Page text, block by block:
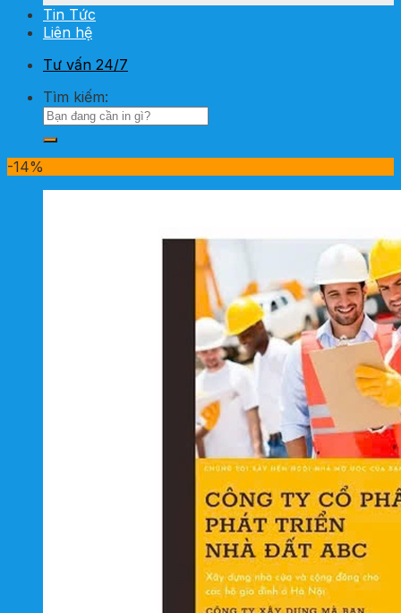
Tin Tức
Liên hệ
Tư vấn 24/7
Tìm kiếm:
-14%